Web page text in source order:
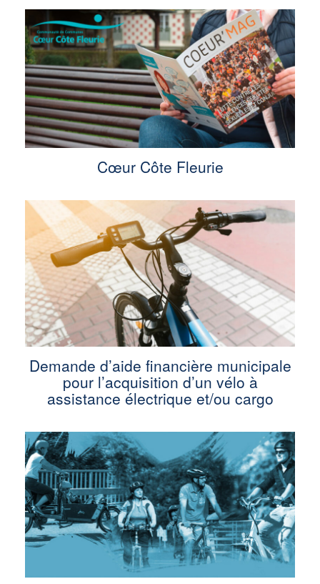
Cœur Côte Fleurie
Demande d’aide financière municipale
pour l’acquisition d’un vélo à
assistance électrique et/ou cargo